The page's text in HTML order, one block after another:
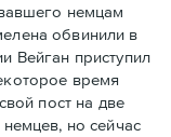
немцам
обвинили в
Вейган приступил
время
пост на две
но сейчас